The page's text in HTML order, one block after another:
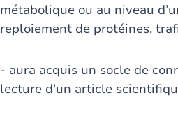
métabolique ou au niveau
reploiement de protéines,
- aura acquis un socle de
lecture d'un article